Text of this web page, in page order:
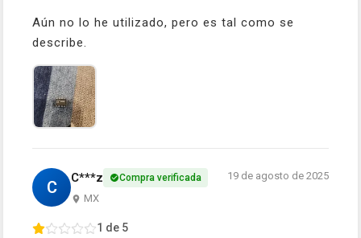
Aún no lo he utilizado, pero es tal como se
describe.
C C***z Compra verificada
MX
19 de agosto de 2025
1 de 5